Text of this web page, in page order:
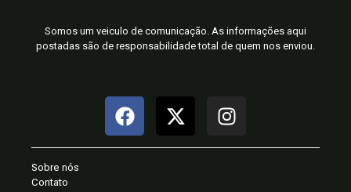
Somos um veiculo de comunicação. As informações aqui
postadas são de responsabilidade total de quem nos enviou.
Sobre nós
Contato